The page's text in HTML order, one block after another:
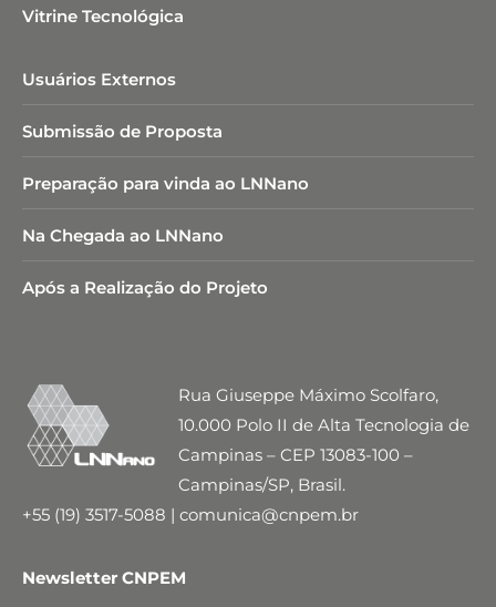
Vitrine Tecnológica
Usuários Externos
Submissão de Proposta
Preparação para vinda ao LNNano
Na Chegada ao LNNano
Após a Realização do Projeto
Rua Giuseppe Máximo Scolfaro,
10.000 Polo II de Alta Tecnologia de
Campinas – CEP 13083-100 –
Campinas/SP, Brasil.
+55 (19) 3517-5088 | comunica@cnpem.br
Newsletter CNPEM